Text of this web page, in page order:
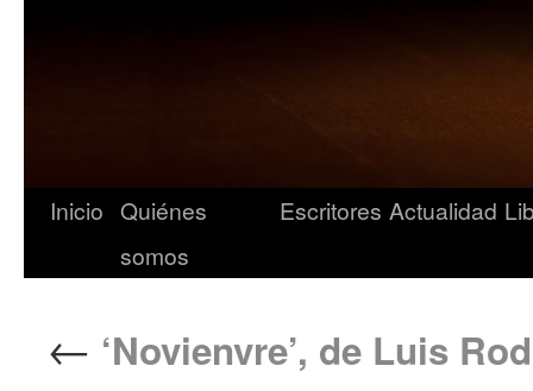
Inicio Quiénes
somos
Escritores Actualidad
← ‘Novienvre’, de Luis